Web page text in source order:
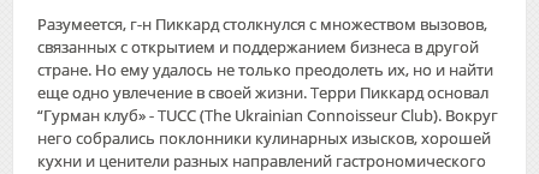
Разумеется, г-н Пиккард столкнулся с множеством вызовов, ​
связанных с открытием и поддержанием бизнеса в другой
стране. Но ему удалось не только преодолеть их, но и найти
еще одно увлечение в своей жизни. Терри Пиккард основал
“Гурман клуб» - TUCC (The Ukrainian Connoisseur Club). Вокруг
него собрались поклонники кулинарных изысков, хорошей
кухни и ценители разных направлений гастрономического